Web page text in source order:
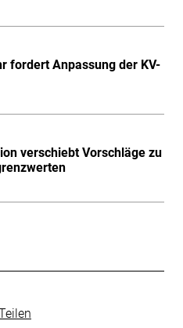
fordert Anpassung der KV-
verschiebt Vorschläge zu